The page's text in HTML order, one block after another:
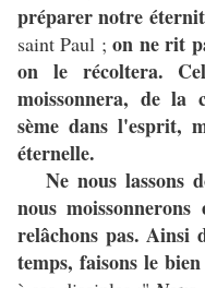
préparer notre
saint Paul ;on ne rit
on le récoltera.
moissonnera, de
sème dans l'esprit,
éternelle.
Ne nous lassons
nous
relâchons pas. Ainsi
temps, faisons le